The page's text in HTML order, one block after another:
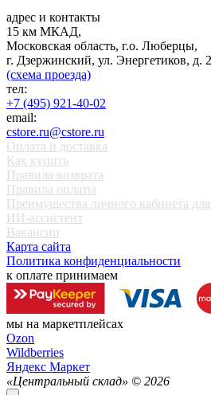
адрес и контакты
15 км МКАД,
Московская область, г.о. Люберцы,
г. Дзержинский, ул. Энергетиков, д.
(схема проезда)
тел:
+7 (495) 921-40-02
email:
cstore.ru@cstore.ru
Оплата и доставка
Как купить
Правила возврата
Правила оплаты
Преимущества личного кабинета
ИИ-ассистент
Вакансии
Карта сайта
Политика конфиденциальности
к оплате принимаем
мы на маркетплейсах
Ozon
Wildberries
Яндекс Маркет
«Центральный склад» © 2026